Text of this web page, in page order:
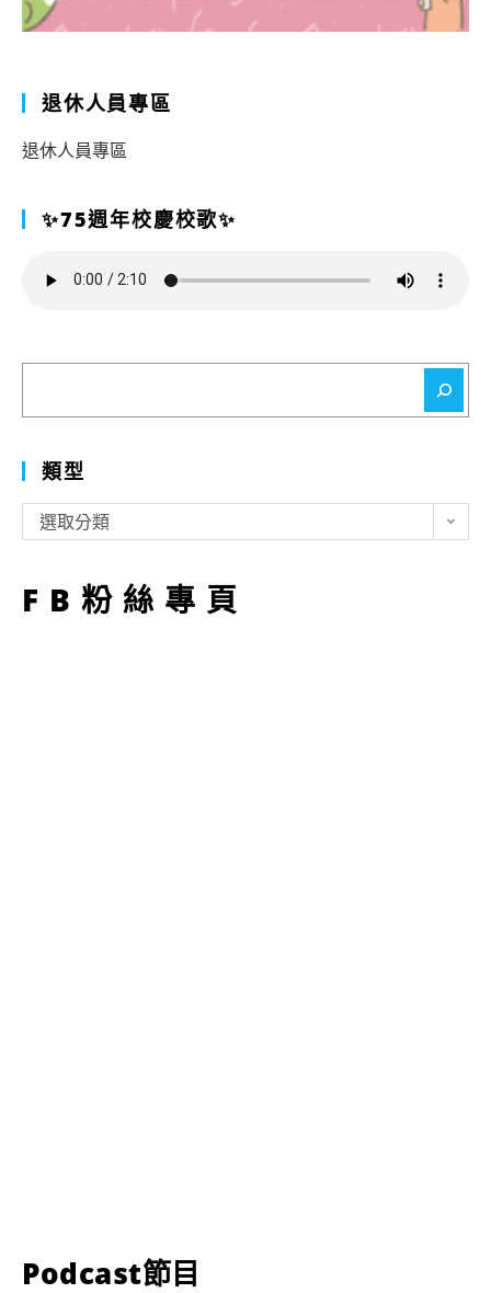
退休人員專區
退休人員專區
✨75週年校慶校歌✨
類型
型
選取分類
FB粉絲專頁
Podcast節目